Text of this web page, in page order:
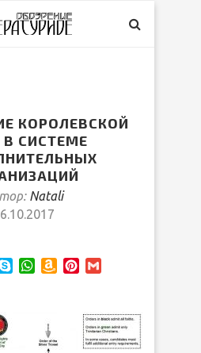
КОРОЛЕВСКОЙ
В СИСТЕМЕ
Natali
SkypeWhatsApp
AmazonPinterest